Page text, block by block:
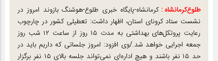
طلوع‌‌کرمانشاه : کرمانشاه-پایگاه خبری طلوع-هوشنگ بازوند امروز در
نشست ستاد کرونای استان، اظهار داشت: تعطیلی کشور در چارچوب
رعایت پروتکل‌های بهداشتی به مدت ۱۵ روز از ساعت ۱۲ شب روز
جمعه اجرایی خواهد شد./وی افزود: امروز جلساتی که داریم باید در
حد ۱۵ نفر باشند و هیچ اداره‌ای نمی‌تواند جلسه بالای ۱۵ نفر برگزار